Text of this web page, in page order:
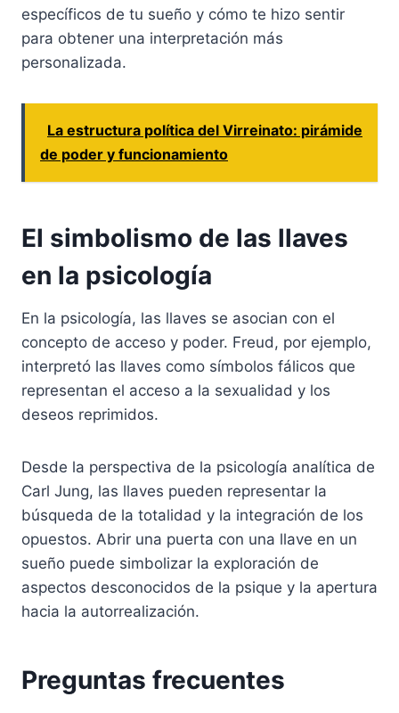
específicos de tu sueño y cómo te hizo sentir
para obtener una interpretación más
personalizada.
La estructura política del Virreinato: pirámide
de poder y funcionamiento
El simbolismo de las llaves
en la psicología
En la psicología, las llaves se asocian con el
concepto de acceso y poder. Freud, por ejemplo,
interpretó las llaves como símbolos fálicos que
representan el acceso a la sexualidad y los
deseos reprimidos.
Desde la perspectiva de la psicología analítica de
Carl Jung, las llaves pueden representar la
búsqueda de la totalidad y la integración de los
opuestos. Abrir una puerta con una llave en un
sueño puede simbolizar la exploración de
aspectos desconocidos de la psique y la apertura
hacia la autorrealización.
Preguntas frecuentes